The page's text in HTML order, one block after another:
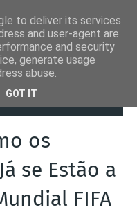
de Jogo: Como os
os
se Estão a
FIFA
to deliver its services
and user-agent are
and security
generate usage
abuse.
GOT IT